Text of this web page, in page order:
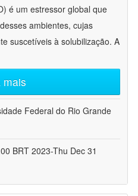
é um estressor global que
ambientes, cujas
suscetíveis à solubilização. A
mais
Federal do Rio Grande
BRT 2023-Thu Dec 31